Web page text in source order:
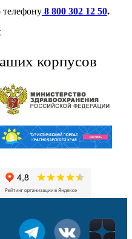
телефону 8 800 302 12 50.
корпусов